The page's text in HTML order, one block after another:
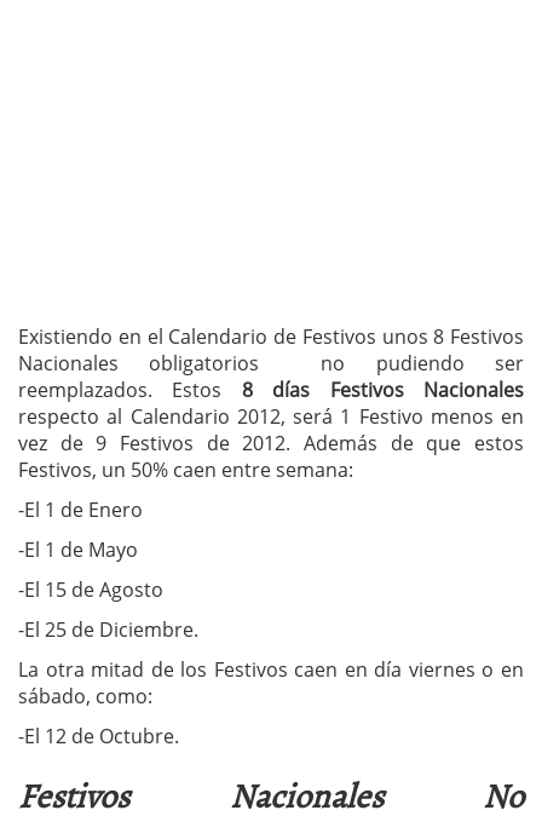
Existiendo en el Calendario de Festivos unos 8 Festivos
Nacionales obligatorios no pudiendo ser
reemplazados. Estos 8 días Festivos Nacionales
respecto al Calendario 2012, será 1 Festivo menos en
vez de 9 Festivos de 2012. Además de que estos
Festivos, un 50% caen entre semana:
-El 1 de Enero
-El 1 de Mayo
-El 15 de Agosto
-El 25 de Diciembre.
La otra mitad de los Festivos caen en día viernes o en
sábado, como:
-El 12 de Octubre.
Festivos Nacionales No